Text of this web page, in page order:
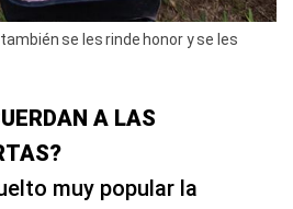
se les rinde honor y se les
A LAS
muy popular la